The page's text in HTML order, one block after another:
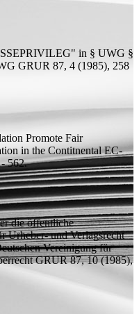
in § UWG §
GRUR 87, 4 (1985), 258
Promote Fair
in the Contitnental EC-
562.
die öffentliche
Urheber- und Verlagsrecht
Vereinigung für
GRUR 87, 10 (1985),